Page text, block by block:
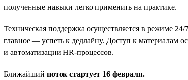
полученные навыки легко применить на практике.
Техническая поддержка осуществляется в режиме
главное — успеть к дедлайну. Доступ к материалам
и автоматизации HR-процессов.
Ближайший поток стартует 16 февраля.